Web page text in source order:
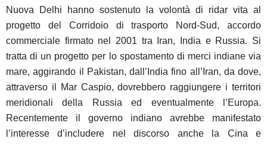
Nuova Delhi hanno sostenuto la volontà di ridar vita al
progetto del Corridoio di trasporto Nord-Sud, accordo
commerciale firmato nel 2001 tra Iran, India e Russia. Si
tratta di un progetto per lo spostamento di merci indiane via
mare, aggirando il Pakistan, dall’India fino all’Iran, da dove,
attraverso il Mar Caspio, dovrebbero raggiungere i territori
meridionali della Russia ed eventualmente l’Europa.
Recentemente il governo indiano avrebbe manifestato
l’interesse d’includere nel discorso anche la Cina e